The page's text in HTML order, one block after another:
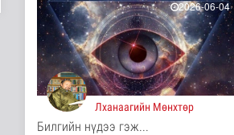
13 цаг 22 минутын өмнө
ЦАГ АГААР:
Улаанбаатарт шөнөдөө
17 хэм дулаан
Байгаль орчин
13 цаг 27 минутын өмнө
COP17-ын зочид,
2026-06-04
Лханаагийн Мөнхтөр
Билгийн нүдээ гэж...